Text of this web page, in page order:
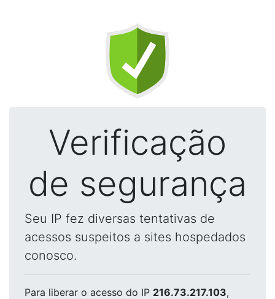
Verificação
de segurança
Seu IP fez diversas tentativas de
acessos suspeitos a sites hospedados
conosco.
Para liberar o acesso do IP 216.73.217.103,